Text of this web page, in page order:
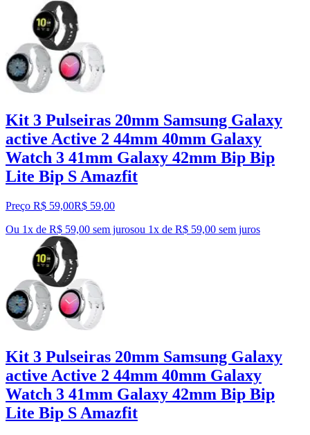
Kit 3 Pulseiras 20mm Samsung Galaxy
active Active 2 44mm 40mm Galaxy
Watch 3 41mm Galaxy 42mm Bip Bip
Lite Bip S Amazfit
Preço R$ 59,00R$ 59,00
Ou 1x de R$ 59,00 sem jurosou 1x de R$ 59,00 sem juros
Kit 3 Pulseiras 20mm Samsung Galaxy
active Active 2 44mm 40mm Galaxy
Watch 3 41mm Galaxy 42mm Bip Bip
Lite Bip S Amazfit